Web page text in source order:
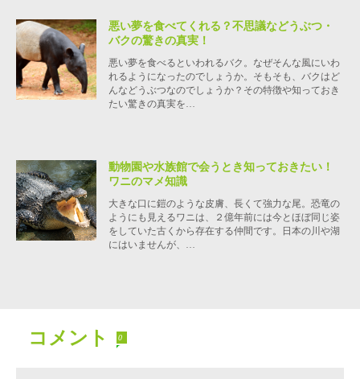
悪い夢を食べてくれる？不思議などうぶつ・
バクの驚きの真実！
悪い夢を食べるといわれるバク。なぜそんな風にいわ
れるようになったのでしょうか。そもそも、バクはど
んなどうぶつなのでしょうか？その特徴や知っておき
たい驚きの真実を…
動物園や水族館で会うとき知っておきたい！
ワニのマメ知識
大きな口に鎧のような皮膚、長くて強力な尾。恐竜の
ようにも見えるワニは、２億年前には今とほぼ同じ姿
をしていた古くから存在する仲間です。日本の川や湖
にはいませんが、…
コメント 0